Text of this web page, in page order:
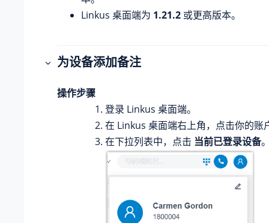
Linkus 桌面端为 1.21.2 或更高版本。
为设备添加备注
操作步骤
登录 Linkus 桌面端。
在 Linkus 桌面端右上角，点击你的账
在下拉列表中，点击 当前已登录设备